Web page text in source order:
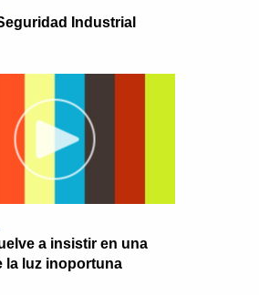
Industrial
a insistir en una
la luz inoportuna